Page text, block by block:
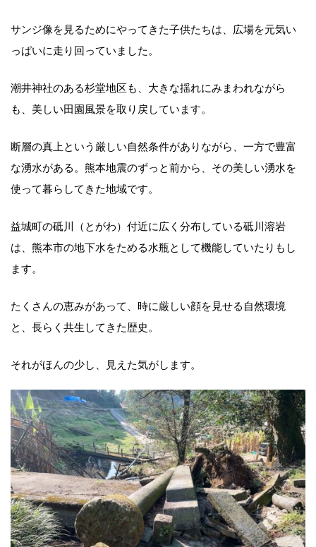
サンジ像を見るためにやってきた子供たちは、広場を元気い
っぱいに走り回っていました。
潮井神社のある杉堂地区も、大きな揺れにみまわれながら
も、美しい田園風景を取り戻しています。
断層の真上という厳しい自然条件がありながら、一方で豊富
な湧水がある。熊本地震のずっと前から、その美しい湧水を
使って暮らしてきた地域です。
益城町の砥川（とがわ）付近に広く分布している砥川溶岩
は、熊本市の地下水をためる水瓶として機能していたりもし
ます。
たくさんの恵みがあって、時に厳しい顔を見せる自然環境
と、長らく共生してきた歴史。
それがほんの少し、見えた気がします。